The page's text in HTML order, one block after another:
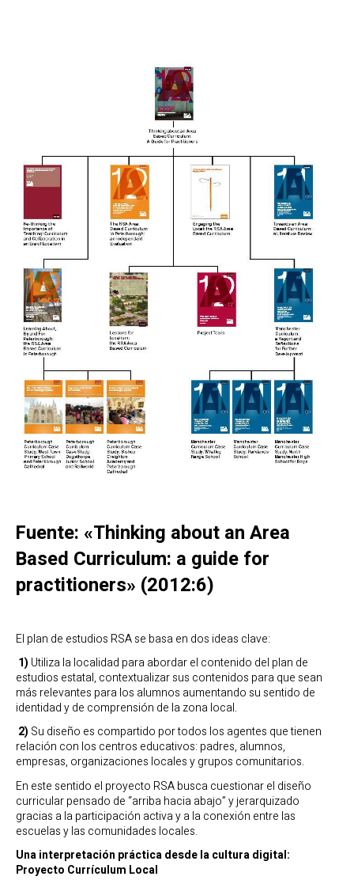
Fuente: «Thinking about an Area
Based Curriculum: a guide for
practitioners» (2012:6)
El plan de estudios RSA se basa en dos ideas clave:
1) Utiliza la localidad para abordar el contenido del plan de
estudios estatal, contextualizar sus contenidos para que sean
más relevantes para los alumnos aumentando su sentido de
identidad y de comprensión de la zona local.
2) Su diseño es compartido por todos los agentes que tienen
relación con los centros educativos: padres, alumnos,
empresas, organizaciones locales y grupos comunitarios.
En este sentido el proyecto RSA busca cuestionar el diseño
curricular pensado de “arriba hacia abajo” y jerarquizado
gracias a la participación activa y a la conexión entre las
escuelas y las comunidades locales.
Una interpretación práctica desde la cultura digital:
Proyecto Currículum Local